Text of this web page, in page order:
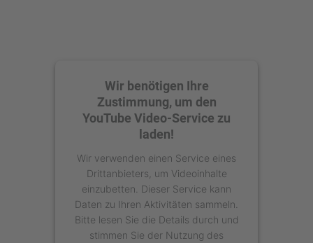
Wir benötigen Ihre
Zustimmung, um den
YouTube Video-Service zu
laden!
Wir verwenden einen Service eines
Drittanbieters, um Videoinhalte
einzubetten. Dieser Service kann
Daten zu Ihren Aktivitäten sammeln.
Bitte lesen Sie die Details durch und
stimmen Sie der Nutzung des